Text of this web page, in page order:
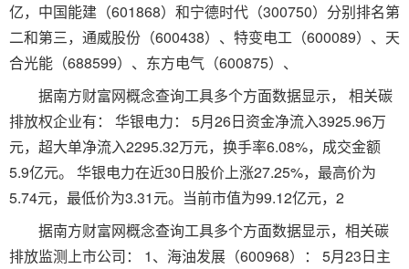
亿，中国能建（601868）和宁德时代（300750）分别排名第
二和第三，通威股份（600438）、特变电工（600089）、天
合光能（688599）、东方电气（600875）、
据南方财富网概念查询工具多个方面数据显示， 相关碳
排放权企业有： 华银电力： 5月26日资金净流入3925.96万
元，超大单净流入2295.32万元，换手率6.08%，成交金额
5.9亿元。 华银电力在近30日股价上涨27.25%，最高价为
5.74元，最低价为3.31元。当前市值为99.12亿元，2
据南方财富网概念查询工具多个方面数据显示，相关碳
排放监测上市公司： 1、海油发展（600968）： 5月23日主